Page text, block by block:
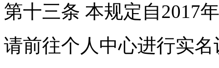
第十三条 本规定自2017
请前往个人中心进行实名